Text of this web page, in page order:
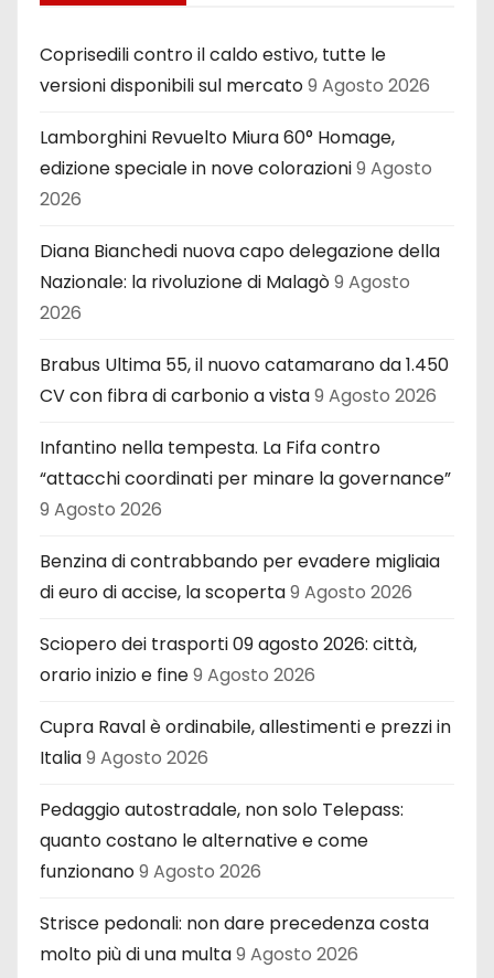
Coprisedili contro il caldo estivo, tutte le
versioni disponibili sul mercato9 Agosto 2026
Lamborghini Revuelto Miura 60° Homage,
edizione speciale in nove colorazioni9 Agosto
2026
Diana Bianchedi nuova capo delegazione della
Nazionale: la rivoluzione di Malagò9 Agosto
2026
Brabus Ultima 55, il nuovo catamarano da 1.450
CV con fibra di carbonio a vista9 Agosto 2026
Infantino nella tempesta. La Fifa contro
“attacchi coordinati per minare la governance”
9 Agosto 2026
Benzina di contrabbando per evadere migliaia
di euro di accise, la scoperta9 Agosto 2026
Sciopero dei trasporti 09 agosto 2026: città,
orario inizio e fine9 Agosto 2026
Cupra Raval è ordinabile, allestimenti e prezzi in
Italia9 Agosto 2026
Pedaggio autostradale, non solo Telepass:
quanto costano le alternative e come
funzionano9 Agosto 2026
Strisce pedonali: non dare precedenza costa
molto più di una multa9 Agosto 2026